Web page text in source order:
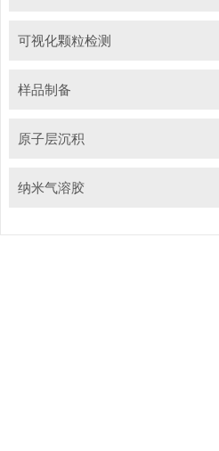
可视化颗粒检测
样品制备
原子层沉积
纳米气溶胶